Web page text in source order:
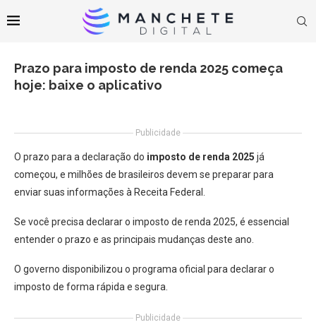
Prazo para imposto de renda 2025 começa
hoje: baixe o aplicativo
Publicidade
O prazo para a declaração do imposto de renda 2025 já
começou, e milhões de brasileiros devem se preparar para
enviar suas informações à Receita Federal.
Se você precisa declarar o imposto de renda 2025, é essencial
entender o prazo e as principais mudanças deste ano.
O governo disponibilizou o programa oficial para declarar o
imposto de forma rápida e segura.
Publicidade